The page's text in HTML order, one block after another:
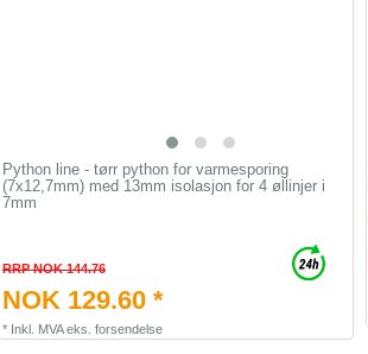
Python line - tørr python for varmesporing
(7х12,7mm) med 13mm isolasjon for 4 øllinjer i
7mm
RRP NOK 144.76
NOK 129.60 *
* Inkl. MVAeks. forsendelse